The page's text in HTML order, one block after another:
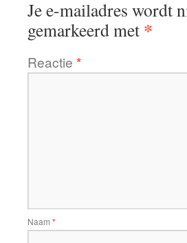
Je e-mailadres wordt
gemarkeerd met *
Reactie *
Naam *